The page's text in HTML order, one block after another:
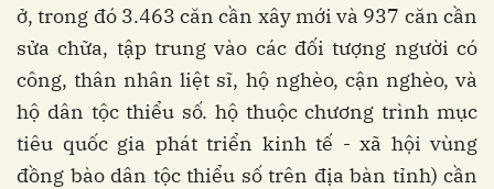
ở, trong đó 3.463 căn cần xây mới và 937 căn cần
sửa chữa, tập trung vào các đối tượng người có
công, thân nhân liệt sĩ, hộ nghèo, cận nghèo, và
hộ dân tộc thiểu số. hộ thuộc chương trình mục
tiêu quốc gia phát triển kinh tế - xã hội vùng
đồng bào dân tộc thiểu số trên địa bàn tỉnh) cần